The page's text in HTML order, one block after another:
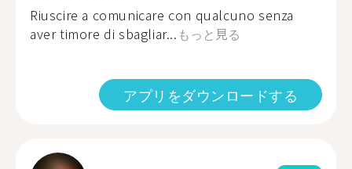
Riuscire a comunicare con qualcuno senza
aver timore di sbagliar... もっと見る
アプリをダウンロードする